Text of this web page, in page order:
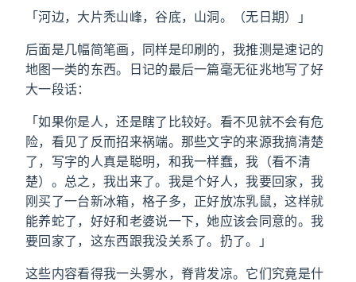
「河边，大片秃山峰，谷底，山洞。（无日期）」
后面是几幅简笔画，同样是印刷的，我推测是速记的
地图一类的东西。日记的最后一篇毫无征兆地写了好
大一段话：
「如果你是人，还是瞎了比较好。看不见就不会有危
险，看见了反而招来祸端。那些文字的来源我搞清楚
了，写字的人真是聪明，和我一样蠢，我（看不清
楚）。总之，我出来了。我是个好人，我要回家，我
刚买了一台新冰箱，格子多，正好放冻乳鼠，这样就
能养蛇了，好好和老婆说一下，她应该会同意的。我
要回家了，这东西跟我没关系了。扔了。」
这些内容看得我一头雾水，脊背发凉。它们究竟是什